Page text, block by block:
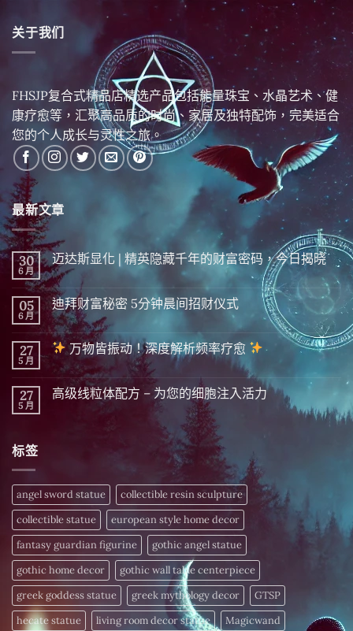
关于我们
FHSJP复合式精品店精选产品包括能量珠宝、水晶艺术、健
康疗愈等，汇聚高品质的时尚、家居及独特配饰，完美适合
您的个人成长与灵性之旅。
最新文章
30
6 月
迈达斯显化 | 精英隐藏千年的财富密码，今日揭晓
在
〈迈
达
斯
显
化
|
精
英
隐
藏
千
年
晓〉
中
尚
無
留
言
05
6 月
迪拜财富秘密 5分钟晨间招财仪式
在
〈迪
拜
财
富
密 5
分
钟
尚
無
留
言
27
5 月
万物皆振动！深度解析频率疗愈
在
万
频
率
疗
愈
〉
中
尚
留
言
27
5 月
高级线粒体配方 – 为您的细胞注入活力
–
为
您
的
细
胞
注
入
活
力〉
中
标签
angel sword statue
collectible resin sculpture
collectible statue
european style home decor
fantasy guardian figurine
gothic angel statue
gothic home decor
gothic wall table centerpiece
greek goddess statue
greek mythology decor
GTSP
hecate statue
living room decor statue
Magicwand